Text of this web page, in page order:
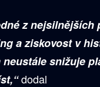
z
a ziskovost v
snižuje
dodal